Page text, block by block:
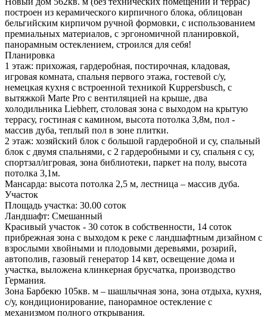
построен из керамического кирпичного блока, облицован
бельгийским кирпичом ручной формовки, с использованием
премиальных материалов, с эргономичной планировкой,
панорамным остеклением, строился для себя!
Планировка
1 этаж: прихожая, гардеробная, постирочная, кладовая,
игровая комната, спальня первого этажа, гостевой с/у,
немецкая кухня с встроенной техникой Kuppersbusch, с
вытяжкой Marte Pro c вентиляцией на крыше, два
холодильника Liebherr, столовая зона с выходом на крытую
террасу, гостиная с камином, высота потолка 3,8м, пол -
массив дуба, теплый пол в зоне плитки.
2 этаж: хозяйский блок с большой гардеробной и су, спальный
блок с двумя спальнями, с 2 гардеробными и су, спальня с су,
спортзал/игровая, зона библиотеки, паркет на полу, высота
потолка 3,1м.
Мансарда: высота потолка 2,5 м, лестница – массив дуба.
Участок
Площадь участка: 30.00 соток
Ландшафт: Смешанный
Красивый участок - 30 соток в собственности, 14 соток
прибрежная зона с выходом к реке с ландшафтным дизайном с
взрослыми хвойными и плодовыми деревьями, розарий,
автополив, газовый генератор 14 квт, освещение дома и
участка, выложена клинкерная брусчатка, производство
Германия.
Зона Барбекю 105кв. м – шашлычная зона, зона отдыха, кухня,
с/у, кондиционирование, панорамное остекление с
механизмом полного открывания.